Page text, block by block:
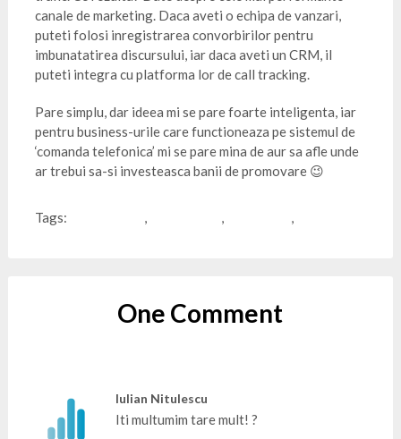
canale de marketing. Daca aveti o echipa de vanzari,
puteti folosi inregistrarea convorbirilor pentru
imbunatatirea discursului, iar daca aveti un CRM, il
puteti integra cu platforma lor de call tracking.
Pare simplu, dar ideea mi se pare foarte inteligenta, iar
pentru business-urile care functioneaza pe sistemul de
‘comanda telefonica’ mi se pare mina de aur sa afle unde
ar trebui sa-si investeasca banii de promovare 😉
Tags: , , ,
One Comment
Iulian Nitulescu
Iti multumim tare mult! ?